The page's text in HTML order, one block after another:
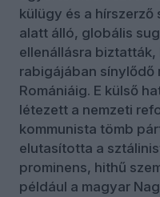
külügy és a
alatt álló, globális
ellenállásra
rabigájában
Romániáig. E külső
létezett a nemzeti
kommunista tömb
elutasította a
prominens, hithű
például a magyar